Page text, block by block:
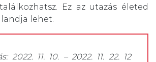
Ez az utazás életed
lehet.
2022. 11. 10. – 2022. 11. 22. 12